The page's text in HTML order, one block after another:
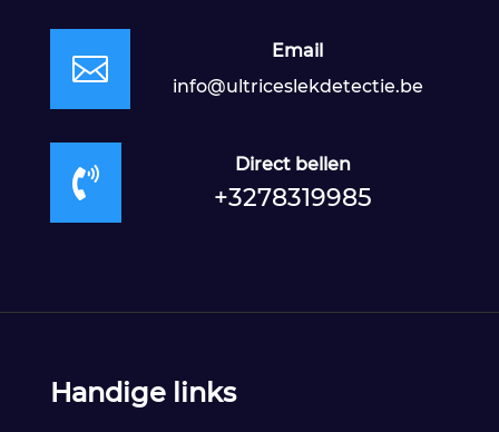

Email
info@ultriceslekdetectie.be

Direct bellen
+3278319985
Handige links